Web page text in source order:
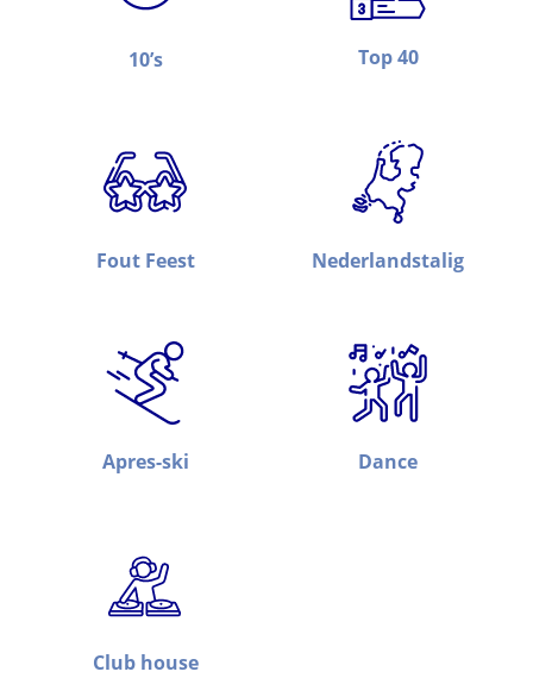
10’s Top 40
Fout Feest Nederlandstalig
Apres-ski Dance
Club house